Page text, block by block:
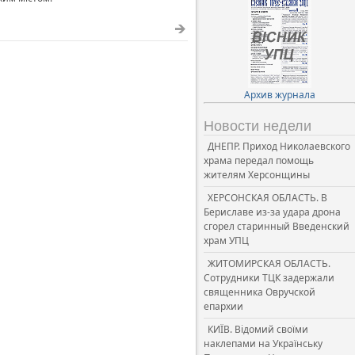
Архив журнала
Новости недели
ДНЕПР. Приход Николаевского
храма передал помощь
жителям Херсонщины
ХЕРСОНСКАЯ ОБЛАСТЬ. В
Бериславе из-за удара дрона
сгорел старинный Введенский
храм УПЦ
ЖИТОМИРСКАЯ ОБЛАСТЬ.
Сотрудники ТЦК задержали
священника Овручской
епархии
КИЇВ. Відомий своїми
наклепами на Українську